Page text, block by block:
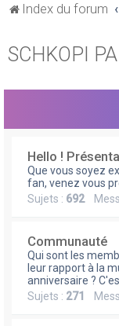
Index du forum
SCHKOPI
Hello !
Que vous soyez
fan, venez vous
Sujets : 692
Communauté
Qui sont les
leur rapport à la
anniversaire ?
Sujets : 271